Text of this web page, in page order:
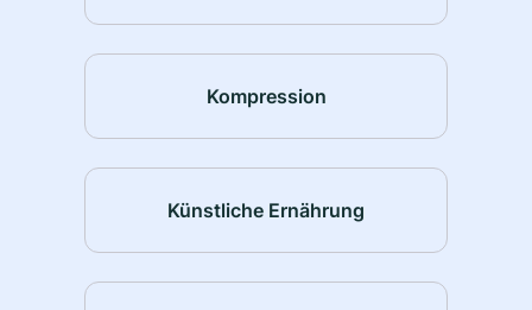
Kompression
Künstliche Ernährung